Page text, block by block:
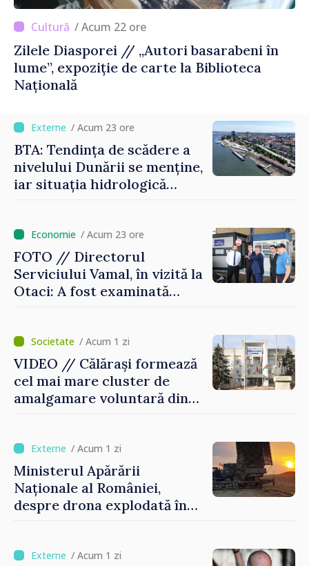
/ Acum 22 ore
Zilele Diasporei // „Autori basarabeni în
lume”, expoziție de carte la Biblioteca
Națională
/ Acum 23 ore
BTA: Tendința de scădere a
nivelului Dunării se menține,
iar situația hidrologică
/ Acum 23 ore
FOTO // Directorul
Serviciului Vamal, în vizită la
Otaci: A fost examinată
performant/ Acum 1 zi
VIDEO // Călărași formează
cel mai mare cluster de
amalgamare voluntară din
finală
/ Acum 1 zi
Ministerul Apărării
Naționale al României,
despre drona explodată în
vehicul aerian”
/ Acum 1 zi